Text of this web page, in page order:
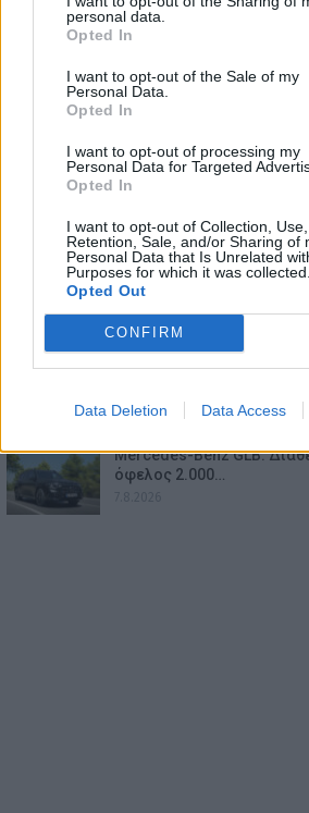
personal data.
Opted In
I want to opt-out of the Sale of my
Personal Data.
Opted In
I want to opt-out of processing my
Personal Data for Targeted
Opted In
I want to opt-out of Collection, Use,
Retention, Sale, and/or Sharing of
Personal Data that Is Unrelated
Purposes for which it was collected.
Opted Out
CONFIRM
Data Deletion Data Access
ΕΠΙΚΑΙΡΟΤΗΤΑ
Bugatti Destrier: «Γλυπτό»
8.8.2026
Ο Alain Favey
MotorOne: «Δεν…
Bentley Torcal: Αν και
σαν να έχει…
7.8.2026
7.8.2026
Mercedes-Benz GLB:
όφελος 2.000…